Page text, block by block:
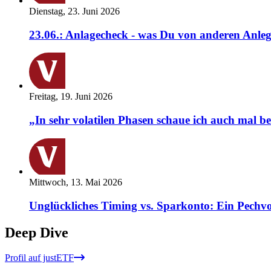
Dienstag, 23. Juni 2026
23.06.: Anlagecheck - was Du von anderen
Freitag, 19. Juni 2026
„In sehr volatilen Phasen schaue ich auch mal
Mittwoch, 13. Mai 2026
Unglückliches Timing vs. Sparkonto: Ein
Deep Dive
Profil auf justETF